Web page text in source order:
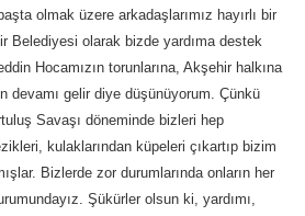
olmak üzere arkadaşlarımız hayırlı bir
Belediyesi olarak bizde yardıma destek
Hocamızın torunlarına, Akşehir halkına
devamı gelir diye düşünüyorum. Çünkü
Savaşı döneminde bizleri hep
kulaklarından küpeleri çıkartıp bizim
Bizlerde zor durumlarında onların her
Şükürler olsun ki, yardımı,